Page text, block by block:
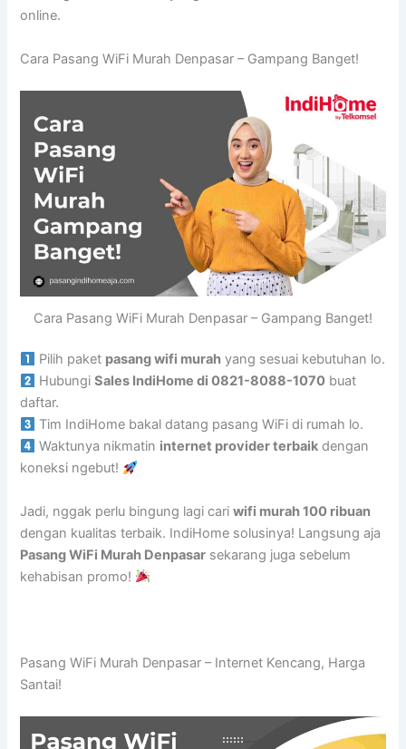
online.
Cara Pasang WiFi Murah Denpasar – Gampang Banget!
Cara Pasang WiFi Murah Denpasar – Gampang Banget!
Pilih paket pasang wifi murah yang sesuai kebutuhan lo.
HubungiSales IndiHome di 0821-8088-1070 buat
daftar.
Tim IndiHome bakal datang pasang WiFi di rumah lo.
Waktunya nikmatin internet provider terbaik dengan
koneksi ngebut!
Jadi, nggak perlu bingung lagi cariwifi murah 100 ribuan
dengan kualitas terbaik. IndiHome solusinya! Langsung aja
Pasang WiFi Murah Denpasar sekarang juga sebelum
kehabisan promo!
Pasang WiFi Murah Denpasar – Internet Kencang, Harga
Santai!